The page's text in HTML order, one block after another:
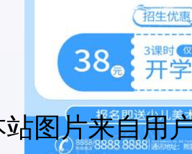
图片来自用